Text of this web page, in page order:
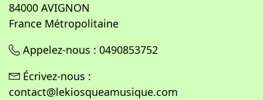
84000 AVIGNON
France Métropolitaine
Appelez-nous : 0490853752
Écrivez-nous :
contact@lekiosqueamusique.com